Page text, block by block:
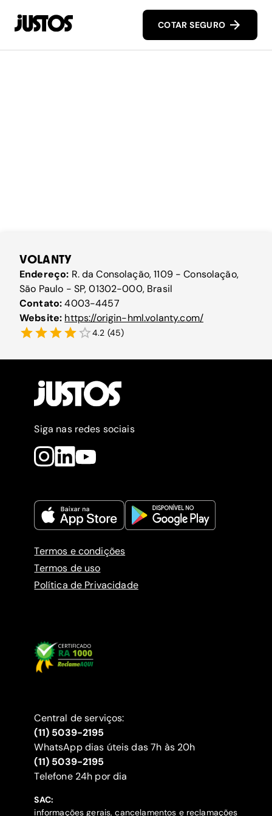
COTAR SEGURO
VOLANTY
Endereço: R. da Consolação, 1109 - Consolação,
São Paulo - SP, 01302-000, Brasil
Contato:4003-4457
Website: https://origin-hml.volanty.com/
4.2 (45)
Siga nas redes sociais
Termos e condições
Termos de uso
Política de Privacidade
Central de serviços:
(11) 5039-2195
WhatsApp dias úteis das 7h às 20h
(11) 5039-2195
‍Telefone 24h por dia
SAC:
informações gerais, cancelamentos e reclamações